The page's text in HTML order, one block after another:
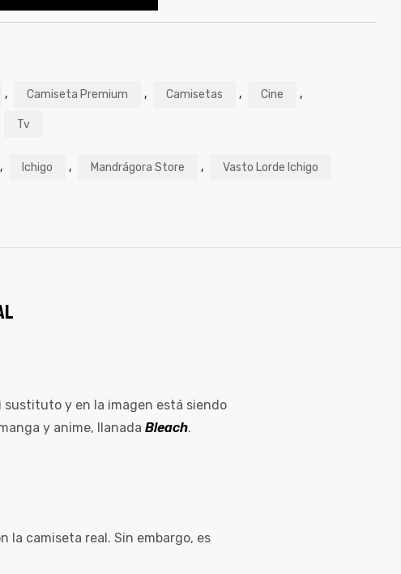
, Camiseta Premium , Camisetas , Cine ,
Tv
, Ichigo , Mandrágora Store , Vasto Lorde Ichigo
y en la imagen está siendo
y anime, llanada Bleach.
la camiseta real. Sin embargo, es